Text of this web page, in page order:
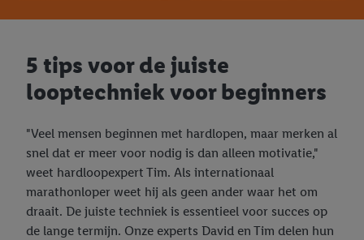
5 tips voor de juiste
looptechniek voor beginners
"Veel mensen beginnen met hardlopen, maar merken al
snel dat er meer voor nodig is dan alleen motivatie,"
weet hardloopexpert Tim. Als internationaal
marathonloper weet hij als geen ander waar het om
draait. De juiste techniek is essentieel voor succes op
de lange termijn. Onze experts David en Tim delen hun